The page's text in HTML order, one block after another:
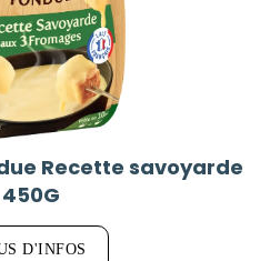
Recette savoyarde
450G
D'INFOS